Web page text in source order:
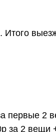
Итого
первые
за 2